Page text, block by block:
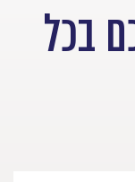
בכל